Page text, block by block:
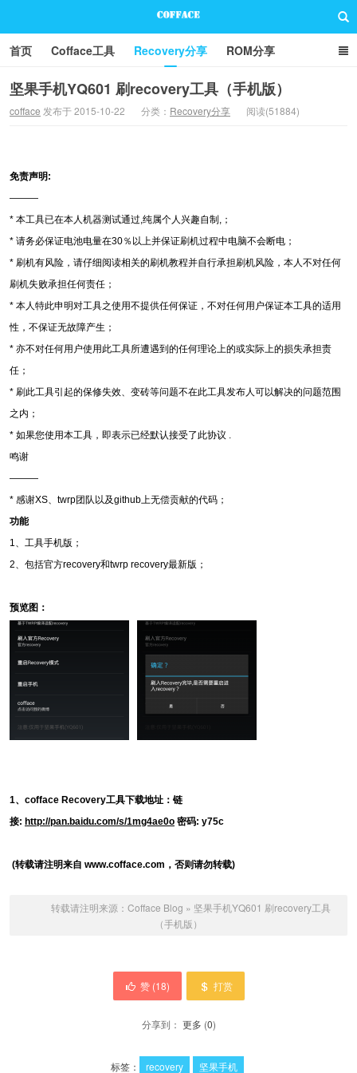
首页 Cofface工具 Recovery分享 ROM分享
技术分享 联系方式
坚果手机YQ601 刷recovery工具（手机版）
cofface 发布于 2015-10-22 分类： Recovery分享 阅读(51884)
免责声明:
———
* 本工具已在本人机器测试通过,纯属个人兴趣自制,；
* 请务必保证电池电量在30％以上并保证刷机过程中电脑不会断电；
* 刷机有风险，请仔细阅读相关的刷机教程并自行承担刷机风险，本人不对任何
刷机失败承担任何责任；
* 本人特此申明对工具之使用不提供任何保证，不对任何用户保证本工具的适用
性，不保证无故障产生；
* 亦不对任何用户使用此工具所遭遇到的任何理论上的或实际上的损失承担责
任；
* 刷此工具引起的保修失效、变砖等问题不在此工具发布人可以解决的问题范围
之内；
* 如果您使用本工具，即表示已经默认接受了此协议 .
鸣谢
———
* 感谢XS、twrp团队以及github上无偿贡献的代码；
功能
1、工具手机版；
2、包括官方recovery和twrp recovery最新版；
预览图：
1、cofface Recovery工具下载地址：链
接: http://pan.baidu.com/s/1mg4ae0o 密码: y75c
(转载请注明来自 www.cofface.com，否则请勿转载)
转载请注明来源： Cofface Blog » 坚果手机YQ601 刷recovery工具
（手机版）
赞 (18) 打赏
分享到： 更多 (0)
标签： recovery 坚果手机